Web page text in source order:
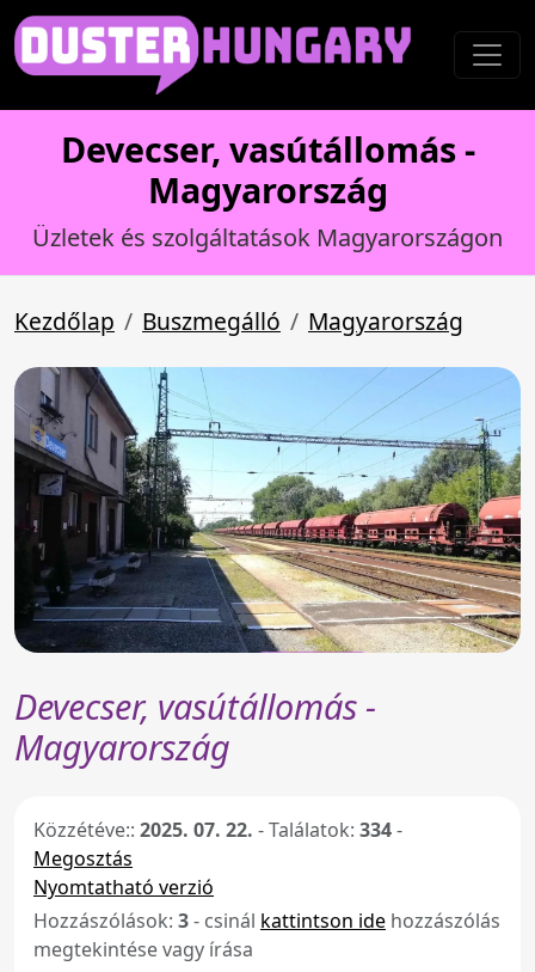
Devecser, vasútállomás -
Magyarország
Üzletek és szolgáltatások Magyarországon
Kezdőlap Buszmegálló Magyarország
Devecser, vasútállomás -
Magyarország
Közzétéve:: 2025. 07. 22. -Találatok: 334-
Megosztás
Nyomtatható verzió
Hozzászólások: 3- csinál kattintson ide hozzászólás
megtekintése vagy írása